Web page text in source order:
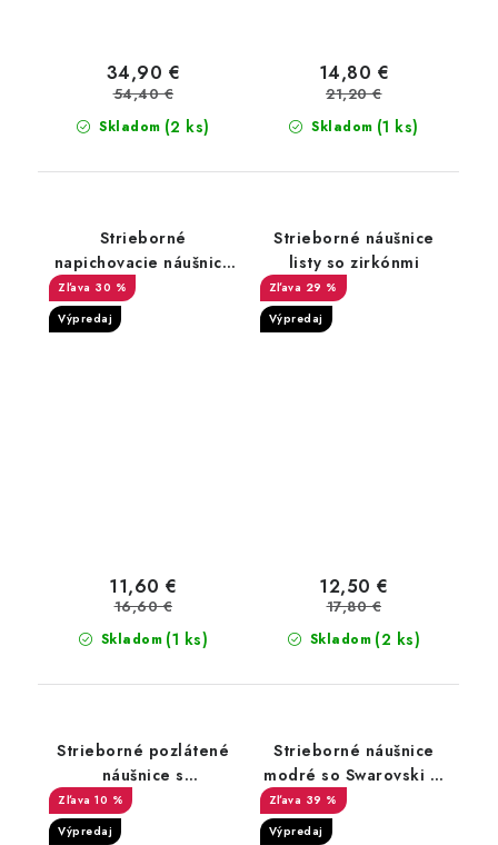
Skladom (2 ks)
34,90 €
54,40 €
Skladom (1 ks)
14,80 €
21,20 €
Strieborné
napichovacie náušnice
so zirkónmi kaktus
30 %
Výpredaj
Skladom (1 ks)
11,60 €
16,60 €
Strieborné náušnice
listy so zirkónmi
29 %
Výpredaj
Skladom (2 ks)
12,50 €
17,80 €
Strieborné pozlátené
náušnice s
hviezdičkami
10 %
Výpredaj
Strieborné náušnice
modré so Swarovski ®
Zirconia
39 %
Výpredaj